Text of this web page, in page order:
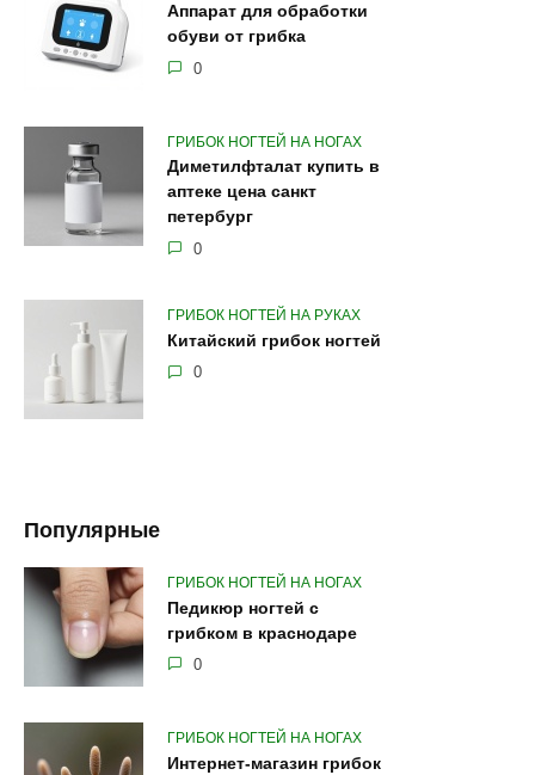
Аппарат для обработки
обуви от грибка
0
ГРИБОК НОГТЕЙ НА НОГАХ
Диметилфталат купить в
аптеке цена санкт
петербург
0
ГРИБОК НОГТЕЙ НА РУКАХ
Китайский грибок ногтей
0
Популярные
ГРИБОК НОГТЕЙ НА НОГАХ
Педикюр ногтей с
грибком в краснодаре
0
ГРИБОК НОГТЕЙ НА НОГАХ
Интернет-магазин грибок